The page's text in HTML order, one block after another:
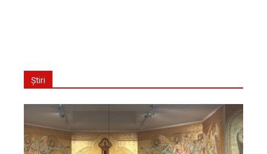
Știri